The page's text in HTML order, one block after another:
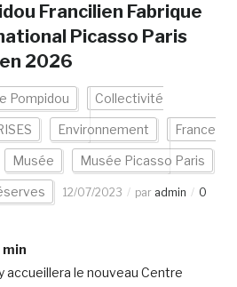
Francilien Fabrique
Picasso Paris
2026
Pompidou Collectivité
Environnement France
Musée Musée Picasso Paris
12/07/2023 par admin
0
min
accueillera le nouveau Centre